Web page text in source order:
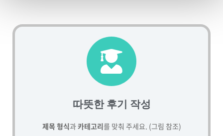
따뜻한 후기 작성
제목 형식과카테고리를 맞춰 주세요. (그림 참조)